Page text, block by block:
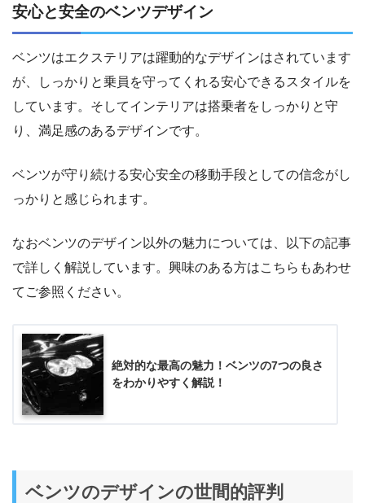
安心と安全のベンツデザイン
ベンツはエクステリアは躍動的なデザインはされています
が、しっかりと乗員を守ってくれる安心できるスタイルを
しています。そしてインテリアは搭乗者をしっかりと守
り、満足感のあるデザインです。
ベンツが守り続ける安心安全の移動手段としての信念がし
っかりと感じられます。
なおベンツのデザイン以外の魅力については、以下の記事
で詳しく解説しています。興味のある方はこちらもあわせ
てご参照ください。
絶対的な最高の魅力！ベンツの7つの良さ
をわかりやすく解説！
ベンツのデザインの世間的評判